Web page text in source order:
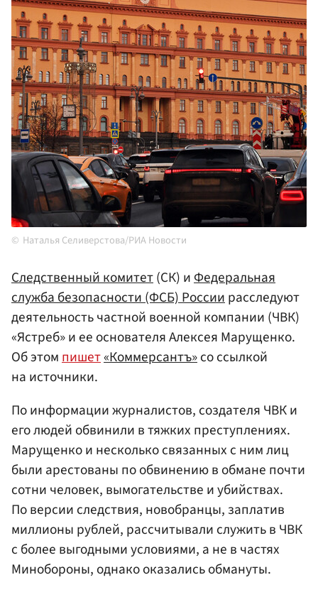
Наталья Селиверстова/РИА Новости
Следственный комитет(СК) иФедеральная
служба безопасности (ФСБ) Россиирасследуют
деятельность частной военной компании (ЧВК)
«Ястреб» и ее основателя Алексея Марущенко.
Об этомпишет«Коммерсантъ»со ссылкой
на источники.
По информации журналистов, создателя ЧВК и
его людей обвинили в тяжких преступлениях.
Марущенко и несколько связанных с ним лиц
были арестованы по обвинению в обмане почти
сотни человек, вымогательстве и убийствах.
По версии следствия, новобранцы, заплатив
миллионы рублей, рассчитывали служить в ЧВК
с более выгодными условиями, а не в частях
Минобороны, однако оказались обмануты.